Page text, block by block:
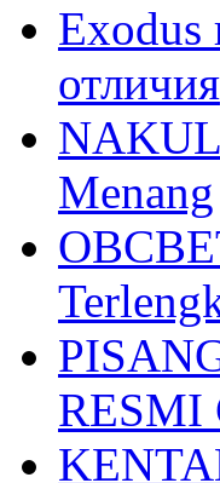
отличия
Menang